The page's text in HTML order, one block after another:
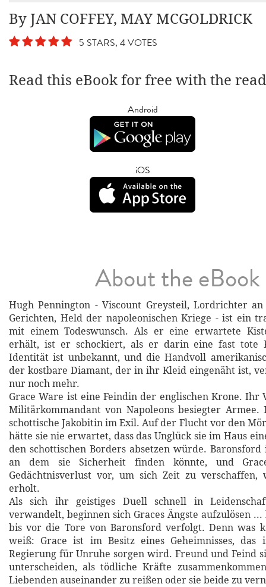
By JAN COFFEY, MAY MCGOLDRICK
5 STARS, 4 VOTES
Read this eBook for free with the
Android
iOS
About the eBook
Hugh Pennington - Viscount Greysteil, Lordrichter an
Gerichten, Held der napoleonischen Kriege - ist ein
mit einem Todeswunsch. Als er eine erwartete
erhält, ist er schockiert, als er darin eine fast tote
Identität ist unbekannt, und die Handvoll
der kostbare Diamant, der in ihr Kleid eingenäht ist,
nur noch mehr.
Grace Ware ist eine Feindin der englischen Krone. Ihr
Militärkommandant von Napoleons besiegter
schottische Jakobitin im Exil. Auf der Flucht vor den
hätte sie nie erwartet, dass das Unglück sie im Haus
den schottischen Borders absetzen würde.
an dem sie Sicherheit finden könnte, und
Gedächtnisverlust vor, um sich Zeit zu verschaffen,
erholt.
Als sich ihr geistiges Duell schnell in
verwandelt, beginnen sich Graces Ängste aufzulösen
bis vor die Tore von Baronsford verfolgt. Denn was
weiß: Grace ist im Besitz eines Geheimnisses,
Regierung für Unruhe sorgen wird. Freund und Feind
unterscheiden, als tödliche Kräfte
Liebenden auseinander zu reißen oder sie beide zu